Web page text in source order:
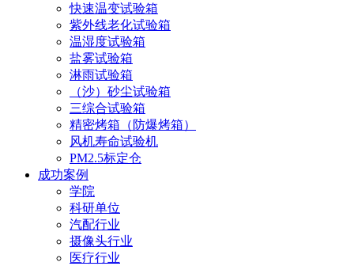
快速温变试验箱
紫外线老化试验箱
温湿度试验箱
盐雾试验箱
淋雨试验箱
（沙）砂尘试验箱
三综合试验箱
精密烤箱（防爆烤箱）
风机寿命试验机
PM2.5标定仓
成功案例
学院
科研单位
汽配行业
摄像头行业
医疗行业